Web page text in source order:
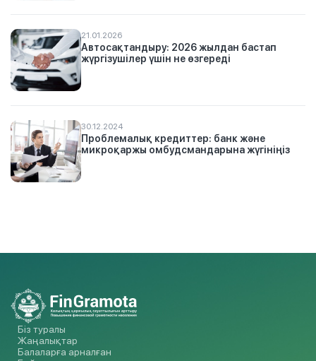
21.01.2026
Автосақтандыру: 2026 жылдан бастап
жүргізушілер үшін не өзгереді
30.12.2024
Проблемалық кредиттер: банк және
микроқаржы омбудсмандарына жүгініңіз
Біз туралы
Жаңалықтар
Балаларға арналған